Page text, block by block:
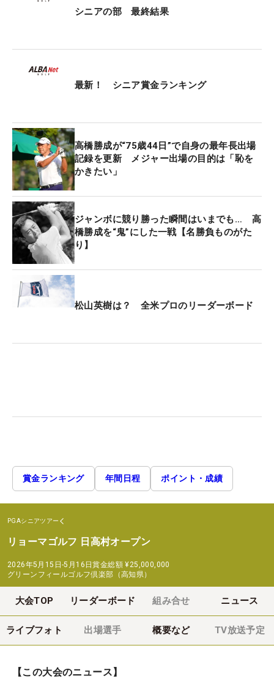
シニアの部 最終結果
最新！ シニア賞金ランキング
高橋勝成が“75歳44日”で自身の最年長出場
記録を更新 メジャー出場の目的は「恥を
かきたい」
ジャンボに競り勝った瞬間はいまでも… 高
橋勝成を“鬼”にした一戦【名勝負ものがた
り】
松山英樹は？ 全米プロのリーダーボード
賞金ランキング 年間日程 ポイント・成績
PGAシニアツアー
リョーマゴルフ 日高村オープン
2026年5月15日-5月16日賞金総額 ¥25,000,000
グリーンフィールゴルフ倶楽部（高知県）
大会TOP リーダーボード 組み合せ ニュース
ライブフォト 出場選手 概要など TV放送予定
【この大会のニュース】